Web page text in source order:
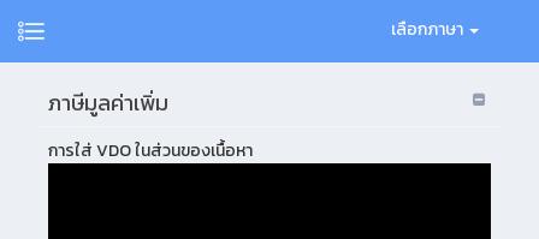
เลือกภาษา
ภาษีมูลค่าเพิ่ม
การใส่ VDO ในส่วนของเนื้อหา